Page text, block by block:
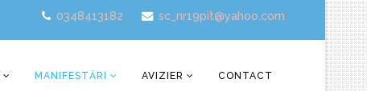
0348413182 sc_nr19pit@yahoo.com
MANIFESTĂRI AVIZIER CONTACT